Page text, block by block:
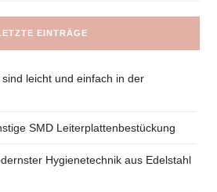
EINTRÄGE
leicht und einfach in der
SMD Leiterplattenbestückung
Hygienetechnik aus Edelstahl